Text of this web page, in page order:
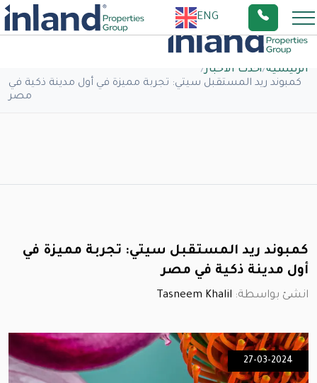
ENG
الرئيسية/أحدث الاخبار/
كمبوند ريد المستقبل سيتي: تجربة مميزة في أول مدينة ذكية في
مصر
كمبوند ريد المستقبل سيتي: تجربة مميزة في
أول مدينة ذكية في مصر
انشئ بواسطة: Tasneem Khalil
27-03-2024